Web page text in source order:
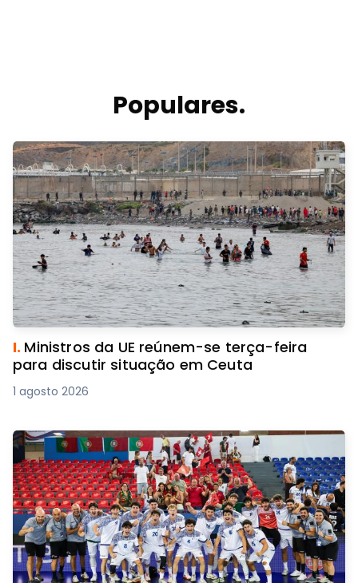
Populares.
I. Ministros da UE reúnem-se terça-feira
para discutir situação em Ceuta
1 agosto 2026